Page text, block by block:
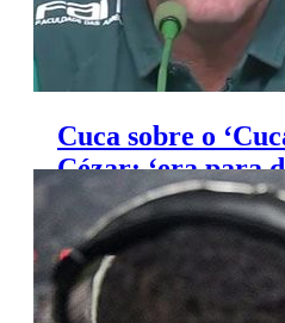
Cuca sobre o
Cézar: ‘era para
mas fortaleceu’